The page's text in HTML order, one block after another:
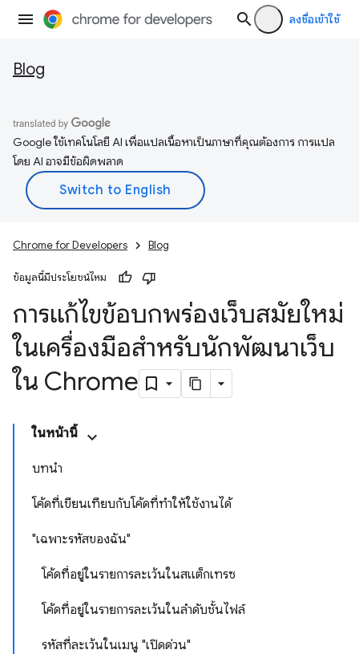
ลงชื่อเข้าใช้
Blog
Google ใช้เทคโนโลยี AI เพื่อแปลเนื้อหาเป็นภาษาที่คุณต้องการ การแปล
โดย AI อาจมีข้อผิดพลาด
Chrome for Developers Blog
ข้อมูลนี้มีประโยชน์ไหม
การแก้ไขข้อบกพร่องเว็บสมัยใหม่
ในเครื่องมือสำหรับนักพัฒนาเว็บ
ใน Chrome
ในหน้านี้
บทนำ
โค้ดที่เขียนเทียบกับโค้ดที่ทําให้ใช้งานได้
"เฉพาะรหัสของฉัน"
โค้ดที่อยู่ในรายการละเว้นในสแต็กเทรซ
โค้ดที่อยู่ในรายการละเว้นในลําดับชั้นไฟล์
รหัสที่ละเว้นในเมนู "เปิดด่วน"